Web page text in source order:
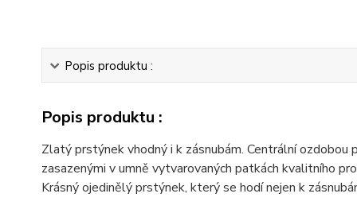
Popis produktu :
Popis produktu :
Zlatý prstýnek vhodný i k zásnubám. Centrální
zasazenými v umně vytvarovaných patkách kvalitního
Krásný ojedinělý prstýnek, který se hodí nejen k